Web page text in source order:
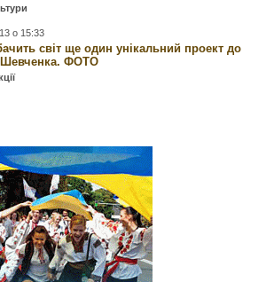
о 15:33
світ ще один унікальний проект до
Шевченка. ФОТО